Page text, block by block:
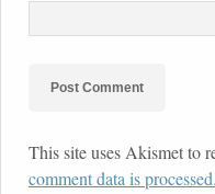
This site uses Akismet to
comment data is processed.